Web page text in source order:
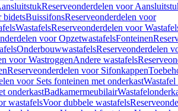
Reserveonderdelen voor
bidetsBuissifonsReserveonderdelen voor
WastafelsReserveonderdelen voor
voor OpzetwastafelsFonteinen
OnderbouwwastafelsReserveonderdelen
voor WastroggenAndere wastafels
Reserveonderdelen voor Sifonkappen
voor Sets fonteinen met onderkastWastafel
onderkastBadkamermeubilair
wastafelsVoor dubbele wastafels